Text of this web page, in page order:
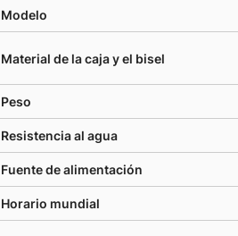
Modelo
Material de la caja y el bisel
Peso
Resistencia al agua
Fuente de alimentación
Horario mundial